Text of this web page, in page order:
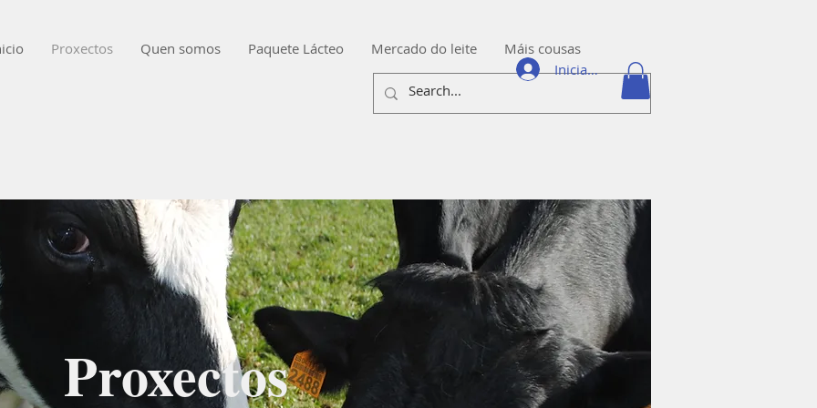
Proxectos Quen somos Paquete Lácteo Mercado do leite
Máis cousas
Iniciar sesión
Proxectos